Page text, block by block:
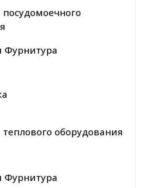
Фурнитура
оборудования
Фурнитура